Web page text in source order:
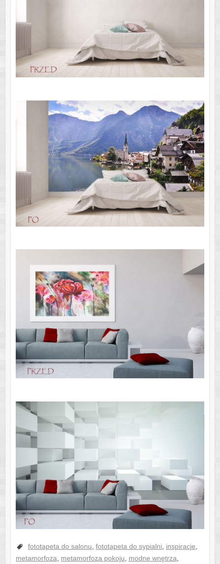
fototapeta do salonu fototapeta do sypialni inspiracje
metamorfoza
metamorfoza pokoju modne wnętrza